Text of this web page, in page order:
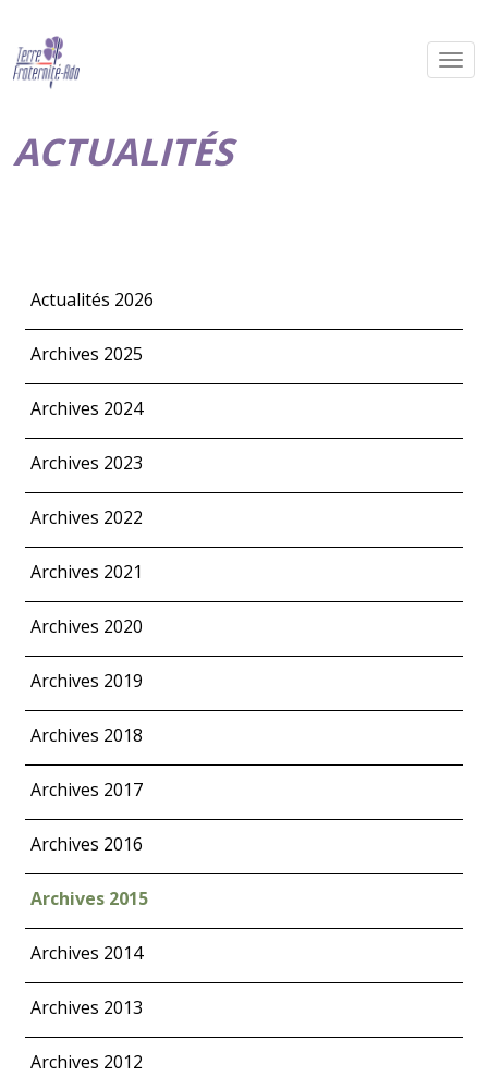
ACTUALITÉS
Actualités 2026
Archives 2025
Archives 2024
Archives 2023
Archives 2022
Archives 2021
Archives 2020
Archives 2019
Archives 2018
Archives 2017
Archives 2016
Archives 2015
Archives 2014
Archives 2013
Archives 2012